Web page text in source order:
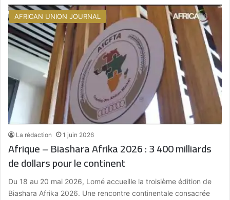
AFRICAN UNION JOURNAL
La rédaction 1 juin 2026
Afrique – Biashara Afrika 2026 : 3 400 milliards
de dollars pour le continent
Du 18 au 20 mai 2026, Lomé accueille la troisième édition de
Biashara Afrika 2026. Une rencontre continentale consacrée